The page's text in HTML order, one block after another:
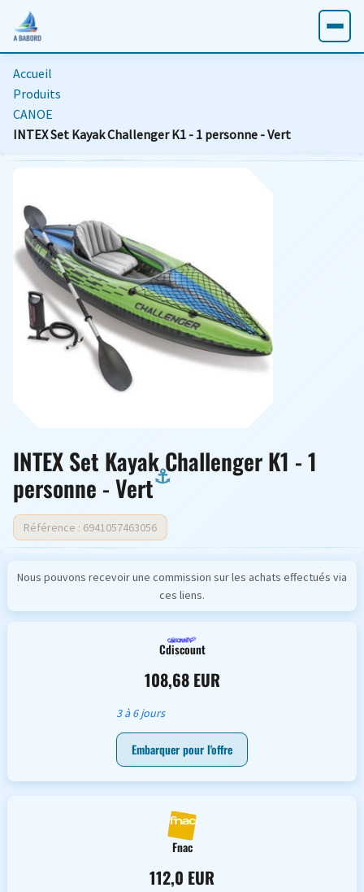
Accueil
Produits
CANOE
INTEX Set Kayak Challenger K1 - 1 personne - Vert
INTEX Set Kayak Challenger K1 - 1
personne - Vert
Référence : 6941057463056
Nous pouvons recevoir une commission sur les achats effectués via
ces liens.
Cdiscount
108,68 EUR
3 à 6 jours
Embarquer pour l'offre
Fnac
112,0 EUR